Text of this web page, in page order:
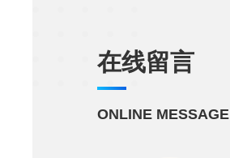
在线留言
ONLINE MESSAGE